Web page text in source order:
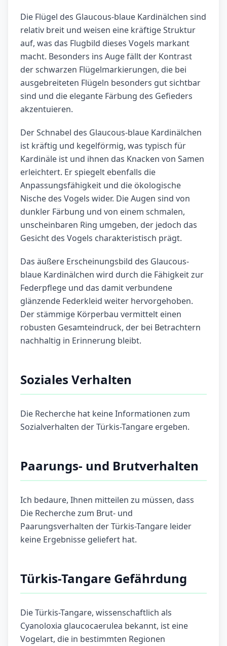
Die Flügel des Glaucous-blaue Kardinälchen sind
relativ breit und weisen eine kräftige Struktur
auf, was das Flugbild dieses Vogels markant
macht. Besonders ins Auge fällt der Kontrast
der schwarzen Flügelmarkierungen, die bei
ausgebreiteten Flügeln besonders gut sichtbar
sind und die elegante Färbung des Gefieders
akzentuieren.
Der Schnabel des Glaucous-blaue Kardinälchen
ist kräftig und kegelförmig, was typisch für
Kardinäle ist und ihnen das Knacken von Samen
erleichtert. Er spiegelt ebenfalls die
Anpassungsfähigkeit und die ökologische
Nische des Vogels wider. Die Augen sind von
dunkler Färbung und von einem schmalen,
unscheinbaren Ring umgeben, der jedoch das
Gesicht des Vogels charakteristisch prägt.
Das äußere Erscheinungsbild des Glaucous-
blaue Kardinälchen wird durch die Fähigkeit zur
Federpflege und das damit verbundene
glänzende Federkleid weiter hervorgehoben.
Der stämmige Körperbau vermittelt einen
robusten Gesamteindruck, der bei Betrachtern
nachhaltig in Erinnerung bleibt.
Soziales Verhalten
Die Recherche hat keine Informationen zum
Sozialverhalten der Türkis-Tangare ergeben.
Paarungs- und Brutverhalten
Ich bedaure, Ihnen mitteilen zu müssen, dass
Die Recherche zum Brut- und
Paarungsverhalten der Türkis-Tangare leider
keine Ergebnisse geliefert hat.
Türkis-Tangare Gefährdung
Die Türkis-Tangare, wissenschaftlich als
Cyanoloxia glaucocaerulea bekannt, ist eine
Vogelart, die in bestimmten Regionen